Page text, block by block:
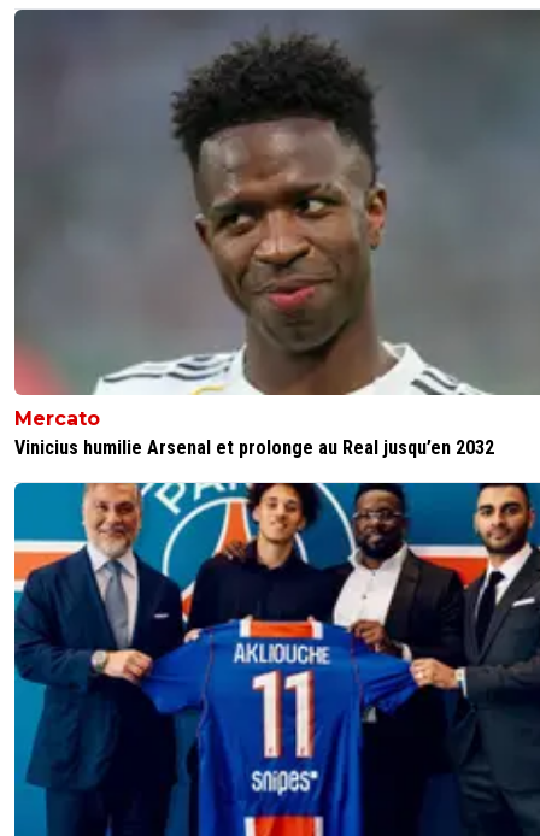
Mercato
Vinicius humilie Arsenal et prolonge au Real jusqu’en 2032